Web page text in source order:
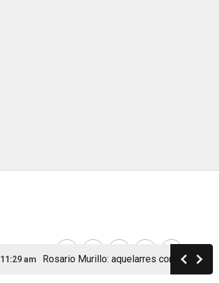
Rosario Murillo: aquelarres con ministros, brujería